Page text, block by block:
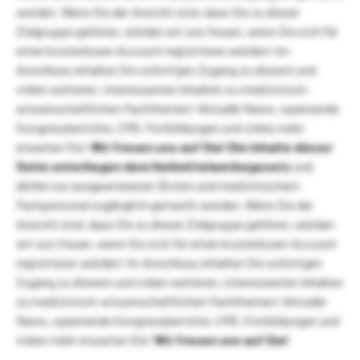
werden. Wenn Sie der Ansicht sind, dass Sie zu dieser
Zielgruppe gehören, würden wir uns freuen, wenn Sie sich für
einen kostenlosen Account registrieren würden! Im
Anschluss erhalten Sie sofortigen Zugang zu diesem und
vielen weiteren, interessanten Inhalten zu medizinisch-
wissenschaftlichen Fachthemen! Aktuelle News, spannende
Kongressberichte, CME-Fortbildungen und vieles mehr
erwarten Sie!Wir freuen uns auf Sie!Die Inhalte dieser
Seite unterliegen dem Heilmittelwerbegesetzund
dürfen nur ausgewiesenen Ärzten und medizinischem
Fachpersonal zugänglich gemacht werden. Wenn Sie der
Ansicht sind, dass Sie zu dieser Zielgruppe gehören, würden
wir uns freuen, wenn Sie sich für einen kostenlosen Account
registrieren würden! Im Anschluss erhalten Sie sofortigen
Zugang zu diesem und vielen weiteren, interessanten Inhalten
zu medizinisch-wissenschaftlichen Fachthemen! Aktuelle
News, spannende Kongressberichte, CME-Fortbildungen und
vieles mehr erwarten Sie!Wir freuen uns auf Sie!